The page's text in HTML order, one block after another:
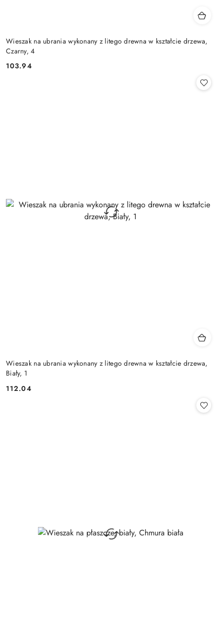
Wieszak na ubrania wykonany z litego drewna w kształcie drzewa,
Czarny, 4
Cena:
103.94
Wieszak na ubrania wykonany z litego drewna w kształcie drzewa,
Biały, 1
Cena:
112.04